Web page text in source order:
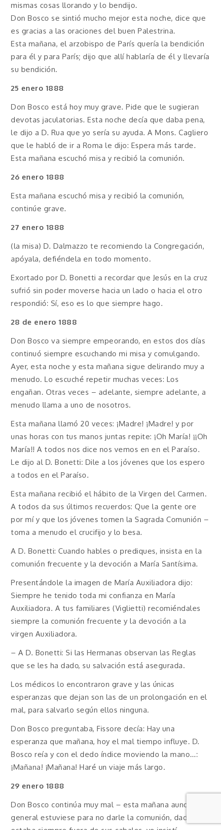
mismas cosas llorando y lo bendijo.
Don Bosco se sintió mucho mejor esta noche, dice que
es gracias a las oraciones del buen Palestrina.
Esta mañana, el arzobispo de París quería la bendición
para él y para París; dijo que allí hablaría de él y llevaría
su bendición.
25 enero 1888
Don Bosco está hoy muy grave. Pide que le sugieran
devotas jaculatorias. Esta noche decía que daba pena,
le dijo a D. Rua que yo sería su ayuda. A Mons. Cagliero
que le habló de ir a Roma le dijo: Espera más tarde.
Esta mañana escuchó misa y recibió la comunión.
26 enero 1888
Esta mañana escuchó misa y recibió la comunión,
continúe grave.
27 enero 1888
(la misa) D. Dalmazzo te recomiendo la Congregación,
apóyala, defiéndela en todo momento.
Exortado por D. Bonetti a recordar que Jesús en la cruz
sufrió sin poder moverse hacia un lado o hacia el otro
respondió: Sí, eso es lo que siempre hago.
28 de enero 1888
Don Bosco va siempre empeorando, en estos dos días
continuó siempre escuchando mi misa y comulgando.
Ayer, esta noche y esta mañana sigue delirando muy a
menudo. Lo escuché repetir muchas veces: Los
engañan. Otras veces – adelante, siempre adelante, a
menudo llama a uno de nosotros.
Esta mañana llamó 20 veces: ¡Madre! ¡Madre! y por
unas horas con tus manos juntas repite: ¡Oh María! ¡¡Oh
María!! A todos nos dice nos vemos en en el Paraíso.
Le dijo al D. Bonetti: Dile a los jóvenes que los espero
a todos en el Paraíso.
Esta mañana recibió el hábito de la Virgen del Carmen.
A todos da sus últimos recuerdos: Que la gente ore
por mí y que los jóvenes tomen la Sagrada Comunión –
toma a menudo el crucifijo y lo besa.
A D. Bonetti: Cuando hables o prediques, insista en la
comunión frecuente y la devoción a María Santísima.
Presentándole la imagen de María Auxiliadora dijo:
Siempre he tenido toda mi confianza en María
Auxiliadora. A tus familiares (Viglietti) recomiéndales
siempre la comunión frecuente y la devoción a la
virgen Auxiliadora.
– A D. Bonetti: Si las Hermanas observan las Reglas
que se les ha dado, su salvación está asegurada.
Los médicos lo encontraron grave y las únicas
esperanzas que dejan son las de un prolongación en el
mal, para salvarlo según ellos ninguna.
Don Bosco preguntaba, Fissore decía: Hay una
esperanza que mañana, hoy el mal tiempo influye. D.
Bosco reía y con el dedo índice moviendo la mano…:
¡Mañana! ¡Mañana! Haré un viaje más largo.
29 enero 1888
Don Bosco continúa muy mal – esta mañana aunque en
general estuviese para no darle la comunión, dado que